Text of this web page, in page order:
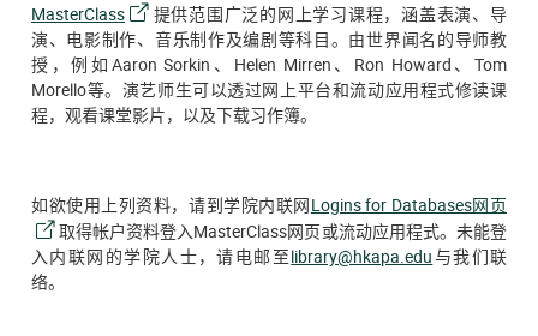
MasterClass
提供范围广泛的网上学习课程，涵盖表演、导
演、电影制作、音乐制作及编剧等科目。由世界闻名的导师教
授，例如Aaron Sorkin、Helen Mirren、Ron Howard、Tom
Morello等。演艺师生可以透过网上平台和流动应用程式修读课
程，观看课堂影片，以及下载习作簿。
如欲使用上列资料，请到学院内联网Logins for Databases网页
取得帐户资料登入MasterClass网页或流动应用程式。未能登
入内联网的学院人士，请电邮至library@hkapa.edu与我们联
络。